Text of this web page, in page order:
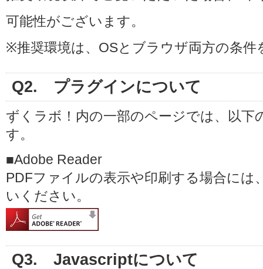
可能性がございます。
※推奨環境は、OSとブラウザ両方の条
Q2. プラグインについて
ずくラボ！内の一部のページでは、以
す。
■Adobe Reader
PDFファイルの表示や印刷する場合には
いください。
Q3. Javascriptについて